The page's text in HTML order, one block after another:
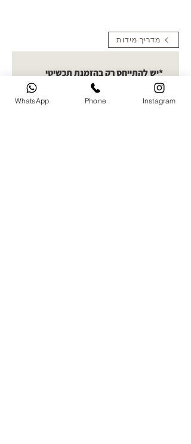
מדריך מידות
*יש להתייחס רק בהזמנת תכשיטי
תמונה העלאת תמונות- קולקציית
חריטות תמונה בחרו תמונה ברורה
להעלאה. ניתן לעלות עד 5 תמונותWhatsApp Phone Instagram